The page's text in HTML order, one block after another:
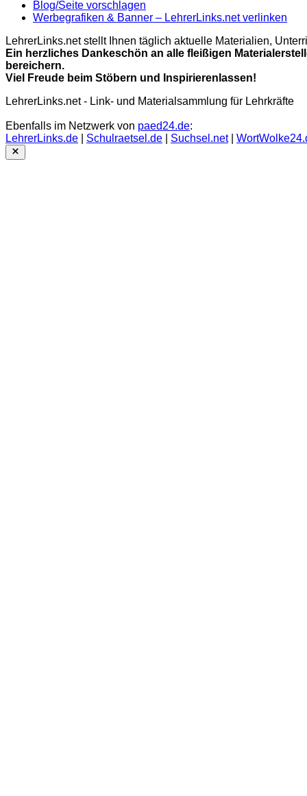
Blog/Seite vorschlagen
Werbegrafiken & Banner – LehrerLinks.net verlinken
LehrerLinks.net stellt Ihnen täglich aktuelle Materialien,
Ein herzliches Dankeschön an alle fleißigen
bereichern.
Viel Freude beim Stöbern und Inspirierenlassen!
LehrerLinks.net - Link- und Materialsammlung für Lehrkräfte
Ebenfalls im Netzwerk von paed24.de:
LehrerLinks.de
Schulraetsel.de Suchsel.net|
Close